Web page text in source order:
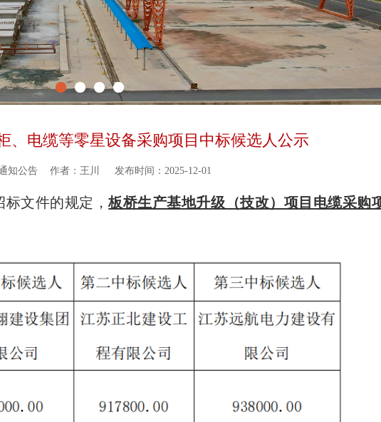
、电缆等零星设备采购项目中标候选人公示
知公告 作者：王川 发布时间：2025-12-01
标文件的规定，板桥生产基地升级（技改）项目电缆采购